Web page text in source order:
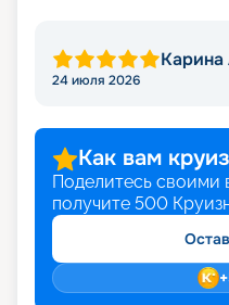
Карина
24 июля 2026
Как вам
Поделитесь своими
получите 500
+